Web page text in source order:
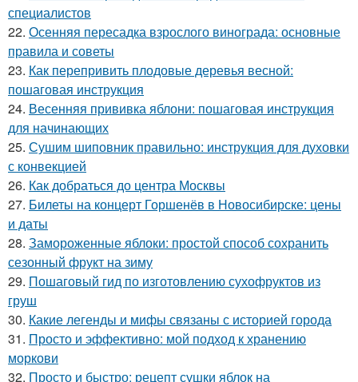
специалистов
22. Осенняя пересадка взрослого винограда: основные
правила и советы
23. Как перепривить плодовые деревья весной:
пошаговая инструкция
24. Весенняя прививка яблони: пошаговая инструкция
для начинающих
25. Сушим шиповник правильно: инструкция для духовки
с конвекцией
26. Как добраться до центра Москвы
27. Билеты на концерт Горшенёв в Новосибирске: цены
и даты
28. Замороженные яблоки: простой способ сохранить
сезонный фрукт на зиму
29. Пошаговый гид по изготовлению сухофруктов из
груш
30. Какие легенды и мифы связаны с историей города
31. Просто и эффективно: мой подход к хранению
моркови
32. Просто и быстро: рецепт сушки яблок на